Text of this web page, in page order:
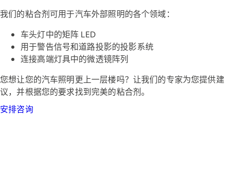
我们的粘合剂可用于汽车外部照明的各个领域：
车头灯中的矩阵 LED
用于警告信号和道路投影的投影系统
连接高端灯具中的微透镜阵列
您想让您的汽车照明更上一层楼吗？让我们的专家为您提供建
议，并根据您的要求找到完美的粘合剂。
安排咨询